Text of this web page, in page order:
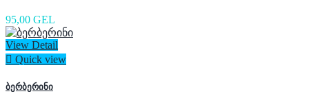
95,00 GEL
View Detail
 Quick view
ბერბერინი